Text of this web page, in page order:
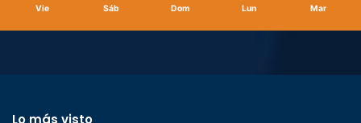
Vie Sáb Dom Lun Mar
Lo más visto